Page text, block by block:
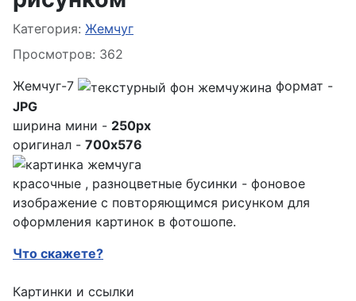
Информация о материале
Категория: Жемчуг
Просмотров: 362
Жемчуг-7
формат -
JPG
ширина мини - 250px
оригинал - 700x576
красочные , разноцветные бусинки - фоновое
изображение с повторяющимся рисунком для
оформления картинок в фотошопе.
Что скажете?
Картинки и ссылки